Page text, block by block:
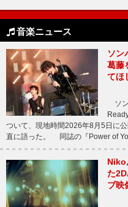
音楽ニュース
ソン
葛藤
てほ
ソン
ついて、現地時間2026年8月5日に
直に語った。 同誌の『Power of
Niko
た
ブ映